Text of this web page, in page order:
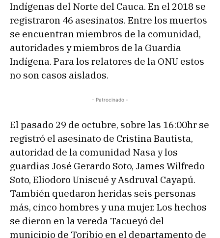
Indígenas del Norte del Cauca. En el 2018 se
registraron 46 asesinatos. Entre los muertos
se encuentran miembros de la comunidad,
autoridades y miembros de la Guardia
Indígena. Para los relatores de la ONU estos
no son casos aislados.
- Patrocinado -
El pasado 29 de octubre, sobre las 16:00hr se
registró el asesinato de Cristina Bautista,
autoridad de la comunidad Nasa y los
guardias José Gerardo Soto, James Wilfredo
Soto, Eliodoro Uniscué y Asdruval Cayapú.
También quedaron heridas seis personas
más, cinco hombres y una mujer. Los hechos
se dieron en la vereda Tacueyó del
municipio de Toribio en el departamento de